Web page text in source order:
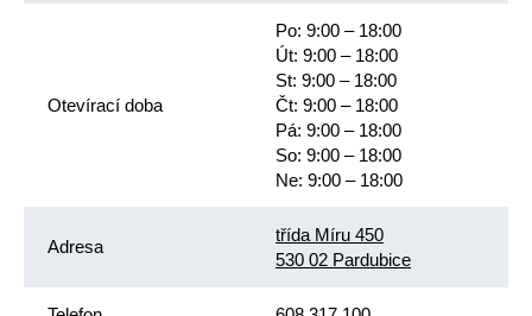
Otevírací doba
Po: 9:00 – 18:00
Út: 9:00 – 18:00
St: 9:00 – 18:00
Čt: 9:00 – 18:00
Pá: 9:00 – 18:00
So: 9:00 – 18:00
Ne: 9:00 – 18:00
Adresa
třída Míru 450
530 02 Pardubice